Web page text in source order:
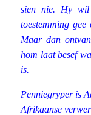
sien nie. Hy wil
toestemming
Maar dan
hom laat besef
is.
Penniegryper is
Afrikaanse